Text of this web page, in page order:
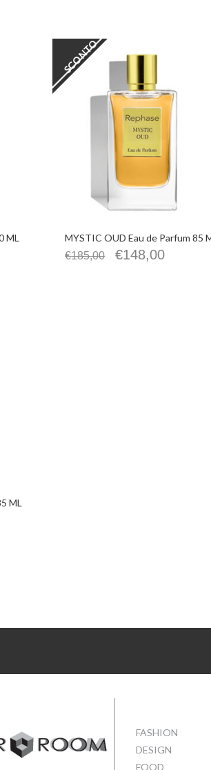
ML
SCONTO
MYSTIC OUD Eau de Parfum 85
€185,00 €148,00
ML
FASHION
DESIGN
FOOD